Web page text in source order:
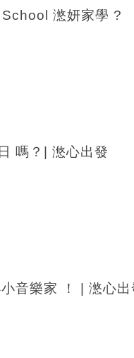
滺妍家學 ?
嗎？| 滺心出發
音樂家 ！ | 滺心出